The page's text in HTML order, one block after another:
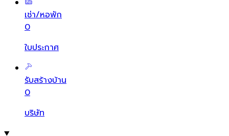
เช่า/หอพัก
0
ใบประกาศ
รับสร้างบ้าน
0
บริษัท